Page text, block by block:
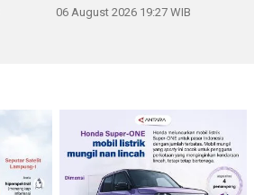
06 August 2026 19:27 WIB